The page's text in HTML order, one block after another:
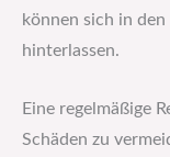
können sich in
hinterlassen.
Eine regelmäßige
Schäden zu